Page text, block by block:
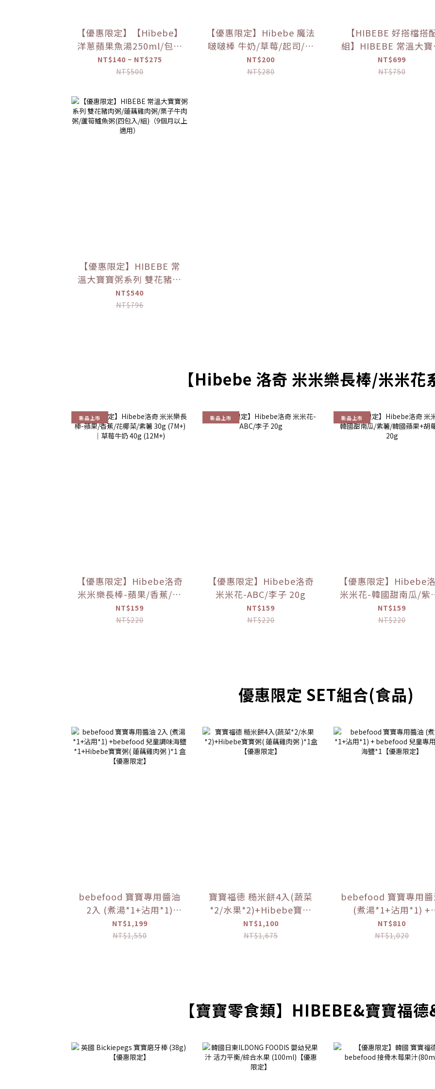
【優惠限定】【Hibebe】
洋蔥蘋果魚湯250ml/包｜
2包/盒｜虱目魚湯｜全家
共享｜6m+｜常溫｜【優
NT$140 ~ NT$275
NT$500
【優惠限定】Hibebe 魔法
啵啵棒 牛奶/草莓/起司/藍
莓葡萄/芒果(150g/罐)
NT$200
NT$280
【HIBEBE 好搭檔搭
組】HIBEBE 常溫大
粥*1+HIBEBE 無添加
肉鬆*1【優惠限定】
NT$699
NT$750
【優惠限定】HIBEBE 常
溫大寶寶粥系列 雙花豬肉
粥/蓮藕雞肉粥/栗子牛肉
粥/蘆筍鱸魚粥(四包入/組)
NT$540
NT$796
【Hibebe 洛奇 米米樂長棒/米米花
新品上市
【優惠限定】Hibebe洛奇
米米樂長棒-蘋果/香蕉/花
椰菜/紫薯 30g (7M+)｜草
莓牛奶 40g (12M+)
NT$159
NT$220
新品上市
【優惠限定】Hibebe洛奇
米米花-ABC/李子 20g
NT$159
NT$220
新品上市
【優惠限定】Hibebe
米米花-韓國甜南瓜/紫
韓國蘋果+胡蘿蔔
NT$159
NT$220
優惠限定 SET組合(食品)
bebefood 寶寶專用醬油
2入 (煮湯*1+沾用*1)
+bebefood 兒童調味海鹽
*1+Hibebe寶寶粥( 蓮藕
NT$1,199
NT$1,550
寶寶福德 糙米餅4入(蔬菜
*2/水果*2)+Hibebe寶寶
粥( 蓮藕雞肉粥 )*1盒 【優
惠限定】
NT$1,100
NT$1,675
bebefood 寶寶專用
(煮湯*1+沾用*1) +
bebefood 兒童專用
海鹽*1【優惠限定】
NT$810
NT$1,020
【寶寶零食類】HIBEBE&寶寶福